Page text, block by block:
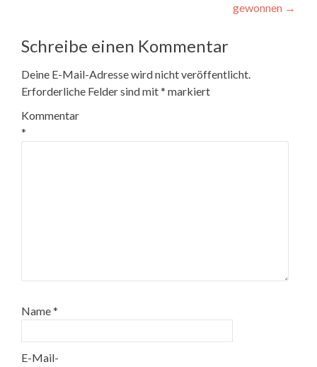
gewonnen →
Schreibe einen Kommentar
Deine E-Mail-Adresse wird nicht veröffentlicht.
Erforderliche Felder sind mit* markiert
Kommentar
*
Name*
E-Mail-